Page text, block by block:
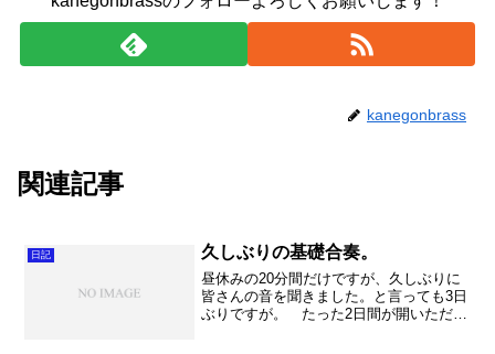
kanegonbrass
関連記事
日記 久しぶりの基礎合奏。
昼休みの20分間だけですが、久しぶりに
皆さんの音を聞きました。と言っても3日
ぶりですが。 たった2日間が開いただけ